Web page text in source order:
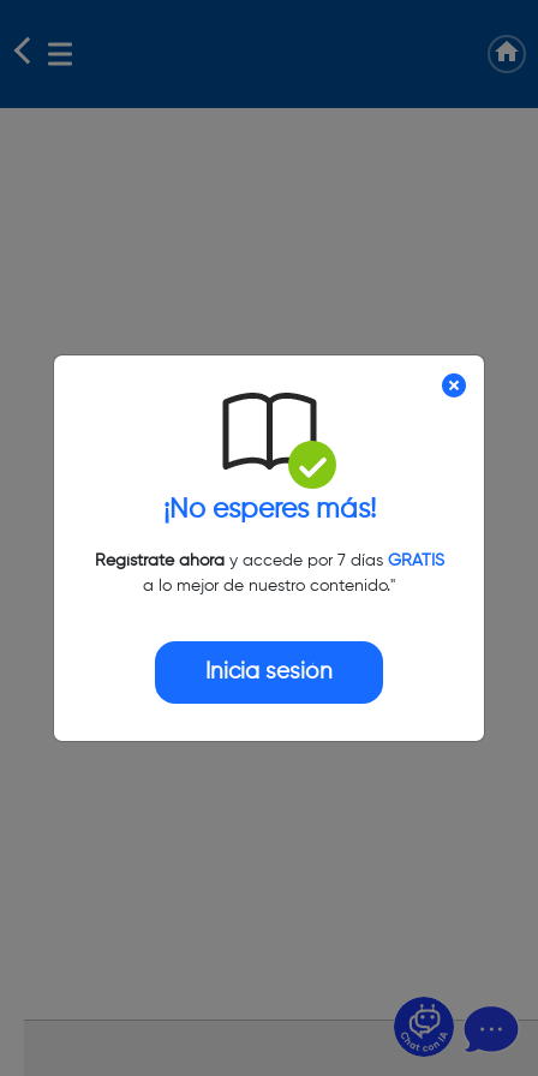
¡No esperes más!
Regístrate ahoray accede por 7 días GRATIS
a lo mejor de nuestro contenido."
Inicia sesión